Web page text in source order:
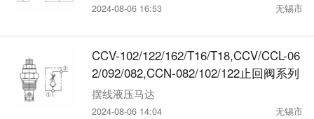
2024-08-06 16:53 无锡市
CCV-102/122/162/T16/T18,CCV/CCL-06
2/092/082,CCN-082/102/122止回阀系列
摆线液压马达
2024-08-06 14:04 无锡市